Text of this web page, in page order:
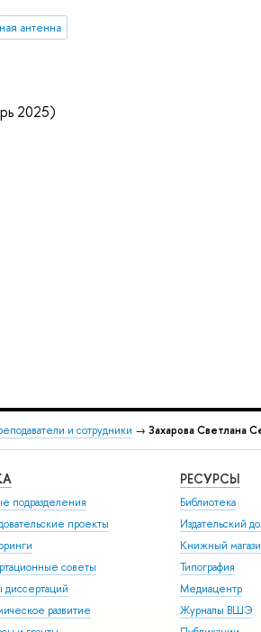
антенна
2025)
и сотрудники → Захарова Светлана
подразделения
проекты
советы
диссертаций
развитие
РЕСУРСЫ
Библиотека
Издательский
Книжный
Типография
Медиацентр
Журналы ВШЭ